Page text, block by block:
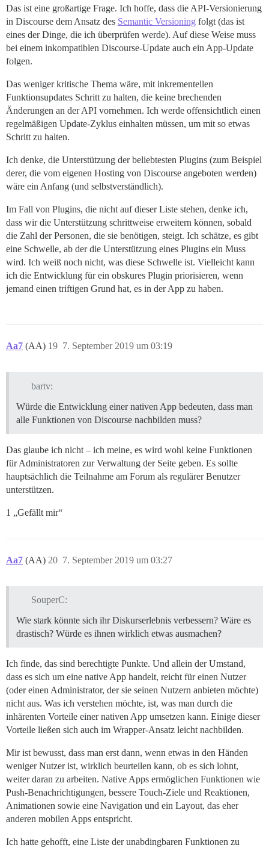
Das ist eine großartige Frage. Ich hoffe, dass die API-Versionierung
in Discourse dem Ansatz des Semantic Versioning folgt (das ist
eines der Dinge, die ich überprüfen werde). Auf diese Weise muss
bei einem inkompatiblen Discourse-Update auch ein App-Update
folgen.
Das weniger kritische Thema wäre, mit inkrementellen
Funktionsupdates Schritt zu halten, die keine brechenden
Änderungen an der API vornehmen. Ich werde offensichtlich einen
regelmäßigen Update-Zyklus einhalten müssen, um mit so etwas
Schritt zu halten.
Ich denke, die Unterstützung der beliebtesten Plugins (zum Beispiel
derer, die vom eigenen Hosting von Discourse angeboten werden)
wäre ein Anfang (und selbstverständlich).
Im Fall von Plugins, die nicht auf dieser Liste stehen, denke ich,
dass wir die Unterstützung schrittweise erweitern können, sobald
die Zahl der Personen, die sie benötigen, steigt. Ich schätze, es gibt
eine Schwelle, ab der die Unterstützung eines Plugins ein Muss
wird. Ich weiß noch nicht, was diese Schwelle ist. Vielleicht kann
ich die Entwicklung für ein obskures Plugin priorisieren, wenn
jemand einen triftigen Grund hat, es in der App zu haben.
Aa7 (AA) 7. September 2019 um 03:19
19
bartv:
Würde die Entwicklung einer nativen App bedeuten, dass man
alle Funktionen von Discourse nachbilden muss?
Das glaube ich nicht – ich meine, es wird wohl keine Funktionen
für Administratoren zur Verwaltung der Seite geben. Es sollte
hauptsächlich die Teilnahme am Forum als regulärer Benutzer
unterstützen.
1 „Gefällt mir“
Aa7 (AA) 7. September 2019 um 03:27
20
SouperC:
Wie stark könnte sich ihr Diskurserlebnis verbessern? Wäre es
drastisch? Würde es ihnen wirklich etwas ausmachen?
Ich finde, das sind berechtigte Punkte. Und allein der Umstand,
dass es sich um eine native App handelt, reicht für einen Nutzer
(oder einen Administrator, der sie seinen Nutzern anbieten möchte)
nicht aus. Was ich verstehen möchte, ist, was man durch die
inhärenten Vorteile einer nativen App umsetzen kann. Einige dieser
Vorteile ließen sich auch im Wrapper-Ansatz leicht nachbilden.
Mir ist bewusst, dass man erst dann, wenn etwas in den Händen
weniger Nutzer ist, wirklich beurteilen kann, ob es sich lohnt,
weiter daran zu arbeiten. Native Apps ermöglichen Funktionen wie
Push-Benachrichtigungen, bessere Touch-Ziele und Reaktionen,
Animationen sowie eine Navigation und ein Layout, das eher
anderen mobilen Apps entspricht.
Ich hatte gehofft, eine Liste der unabdingbaren Funktionen zu